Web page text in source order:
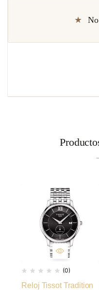
(0)
Reloj Tissot Tradition